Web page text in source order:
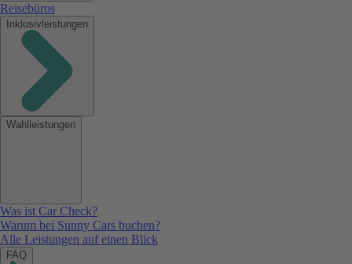
Reisebüros
Inklusivleistungen
Wahlleistungen
Was ist Car Check?
Warum bei Sunny Cars buchen?
Alle Leistungen auf einen Blick
FAQ